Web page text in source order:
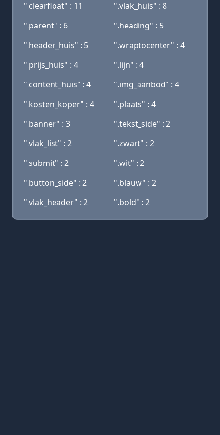
".clearfloat" : 11
".vlak_huis" : 8
".parent" : 6
".heading" : 5
".header_huis" : 5
".wraptocenter" : 4
".prijs_huis" : 4
".lijn" : 4
".content_huis" : 4
".img_aanbod" : 4
".kosten_koper" : 4
".plaats" : 4
".banner" : 3
".tekst_side" : 2
".vlak_list" : 2
".zwart" : 2
".submit" : 2
".wit" : 2
".button_side" : 2
".blauw" : 2
".vlak_header" : 2
".bold" : 2